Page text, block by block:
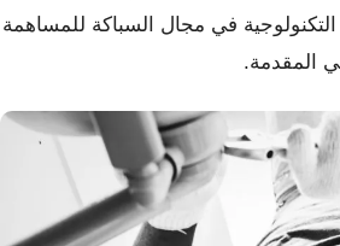
التكنولوجية في مجال السباكة للمساهمة
المقدمة.